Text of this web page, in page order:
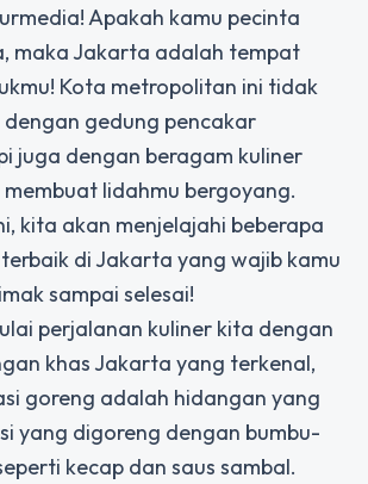
Apakah kamu pecinta
maka Jakarta adalah tempat
Kota metropolitan ini tidak
gedung pencakar
juga dengan beragam kuliner
lidahmu bergoyang.
kita akan menjelajahi beberapa
di Jakarta yang wajib kamu
sampai selesai!
perjalanan kuliner kita dengan
khas Jakarta yang terkenal,
goreng adalah hidangan yang
yang digoreng dengan bumbu-
kecap dan saus sambal.